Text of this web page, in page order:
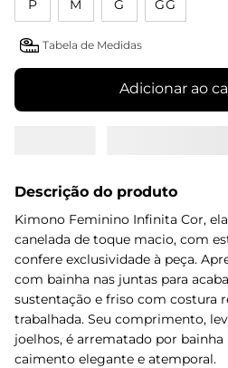
P M G GG
Tabela de Medidas
Adicionar ao
Descrição do produto
Kimono Feminino Infinita Cor,
canelada de toque macio, com
confere exclusividade à peça.
com bainha nas juntas para
sustentação e friso com costura
trabalhada. Seu comprimento,
joelhos, é arrematado por
caimento elegante e atemporal.